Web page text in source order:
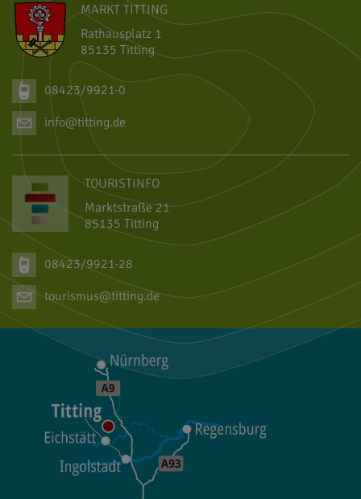
MARKT TITTING
Rathausplatz 1
85135 Titting
08423/9921-0
info@titting.de
TOURISTINFO
Marktstraße 21
85135 Titting
08423/9921-28
tourismus@titting.de